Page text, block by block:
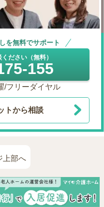
を無料でサポート
ださい（無料）
155
/フリーダイヤル
トから相談
上部へ